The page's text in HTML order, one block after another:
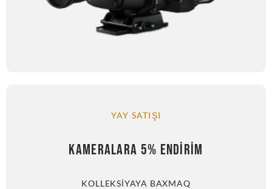
YAY SATIŞI
KAMERALARA 5% ENDIRIM
KOLLEKSIYAYA BAXMAQ